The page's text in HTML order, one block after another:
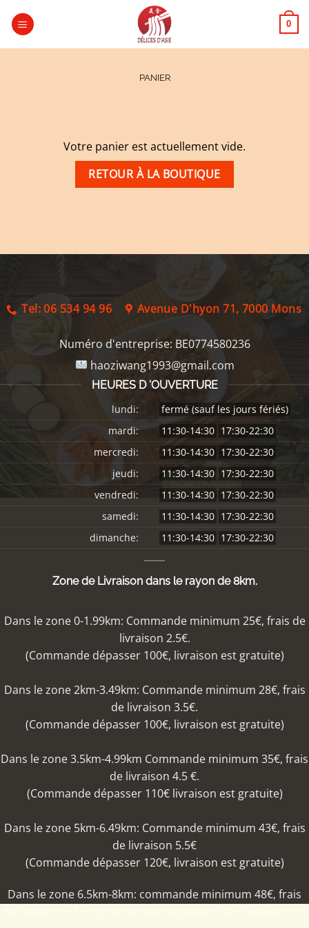
au
0
PANIER
Votre panier est actuellement vide.
RETOUR À LA BOUTIQUE
Tel: 06 534 94 96 Avenue D'hyon 71, 7000 Mons
Numéro d'entreprise: BE0774580236
haoziwang1993@gmail.com
HEURES D 'OUVERTURE
lundi:
fermé (sauf les jours fériés)
mardi:
11:30-14:30 17:30-22:30
mercredi:
11:30-14:30 17:30-22:30
jeudi:
11:30-14:30 17:30-22:30
vendredi:
11:30-14:30 17:30-22:30
samedi:
11:30-14:30 17:30-22:30
dimanche:
11:30-14:30 17:30-22:30
Zone de Livraison dans le rayon de 8km.
Dans le zone 0-1.99km: Commande minimum 25€, frais de
livraison 2.5€.
(Commande dépasser 100€, livraison est gratuite)
Dans le zone 2km-3.49km: Commande minimum 28€, frais
de livraison 3.5€.
(Commande dépasser 100€, livraison est gratuite)
Dans le zone 3.5km-4.99km Commande minimum 35€, frais
de livraison 4.5 €.
(Commande dépasser 110€ livraison est gratuite)
Dans le zone 5km-6.49km: Commande minimum 43€, frais
de livraison 5.5€
(Commande dépasser 120€, livraison est gratuite)
Dans le zone 6.5km-8km: commande minimum 48€, frais